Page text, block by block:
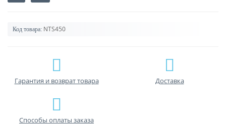
Код товара: NTS450
Гарантия и возврат товара Доставка
Способы оплаты заказа